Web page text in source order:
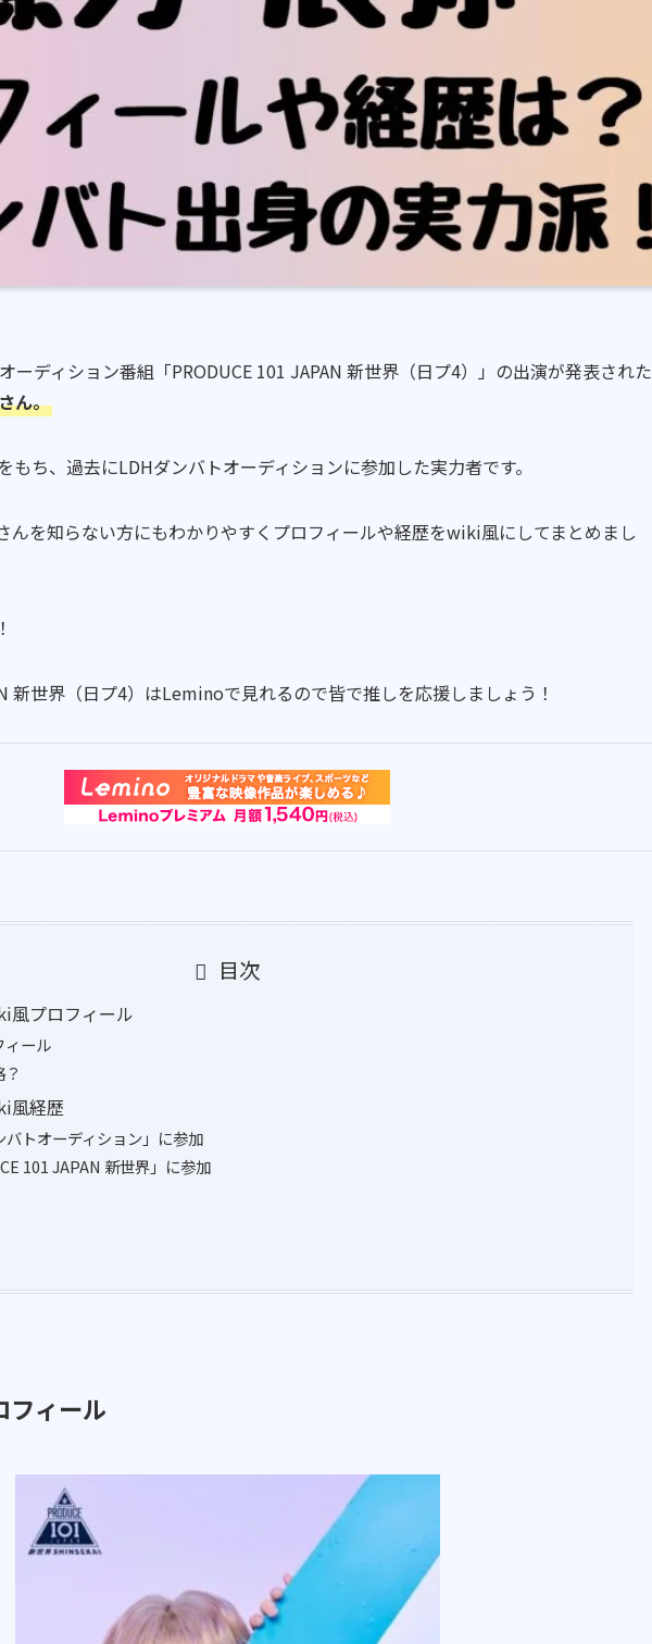
ーディション番組「PRODUCE 101 JAPAN 新世界（日プ4）」の出演が発表された
ん。
ち、過去にLDHダンバトオーディションに参加した実力者です。
んを知らない方にもわかりやすくプロフィールや経歴をwiki風にしてまとめまし
新世界（日プ4）はLeminoで見れるので皆で推しを応援しましょう！
目次
風プロフィール
ィール
風経歴
バトオーディション」に参加
101 JAPAN 新世界」に参加
ィール